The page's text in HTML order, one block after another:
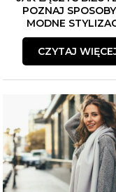
POZNAJ
MODNE
CZYTAJ